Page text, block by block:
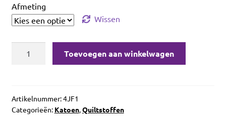
Afmeting
Wissen
Friends
Animals
Toevoegen aan winkelwagen
Artikelnummer:4JF1
Categorieën: Katoen,Quiltstoffen